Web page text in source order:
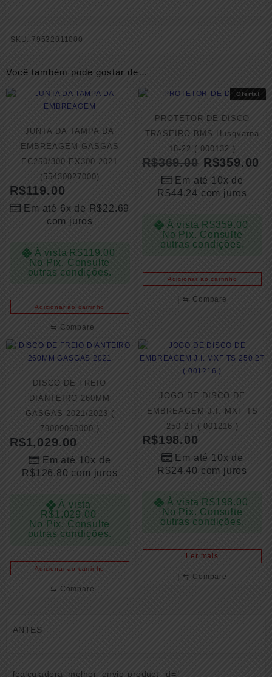
SKU: 79532011000
Você também pode gostar de…
JUNTA DA TAMPA DA
EMBREAGEM GASGAS
EC250/300 EX300 2021
(55430027000)
R$119.00
Em até 6x de R$22.69
com juros
À vista R$119.00
No Pix. Consulte
outras condições.
Adicionar ao carrinho
⇆ Compare
Oferta!
PROTETOR DE DISCO
TRASEIRO BMS Husqvarna
18-22 ( 000132 )
R$369.00 R$359.00
Em até 10x de
R$44.24 com juros
À vista R$359.00
No Pix. Consulte
outras condições.
Adicionar ao carrinho
⇆ Compare
DISCO DE FREIO
DIANTEIRO 260MM
GASGAS 2021/2023 (
79009060000 )
R$1,029.00
Em até 10x de
R$126.80 com juros
À vista
R$1,029.00
No Pix. Consulte
outras condições.
Adicionar ao carrinho
⇆ Compare
JOGO DE DISCO DE
EMBREAGEM J.I. MXF TS
250 2T ( 001216 )
R$198.00
Em até 10x de
R$24.40 com juros
À vista R$198.00
No Pix. Consulte
outras condições.
Ler mais
⇆ Compare
ANTES
[calculadora_melhor_envio product_id="